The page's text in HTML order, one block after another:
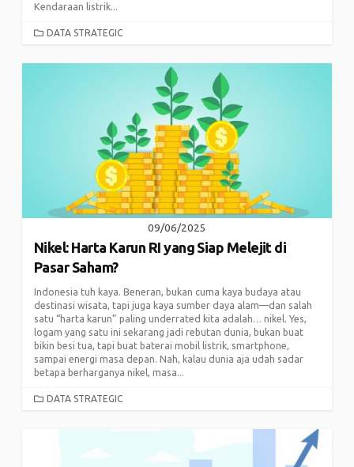
Kendaraan listrik...
CATEGORIES
DATA STRATEGIC
09/06/2025
Nikel: Harta Karun RI yang Siap Melejit di
Pasar Saham?
Indonesia tuh kaya. Beneran, bukan cuma kaya budaya atau
destinasi wisata, tapi juga kaya sumber daya alam—dan salah
satu “harta karun” paling underrated kita adalah… nikel. Yes,
logam yang satu ini sekarang jadi rebutan dunia, bukan buat
bikin besi tua, tapi buat baterai mobil listrik, smartphone,
sampai energi masa depan. Nah, kalau dunia aja udah sadar
betapa berharganya nikel, masa...
CATEGORIES
DATA STRATEGIC